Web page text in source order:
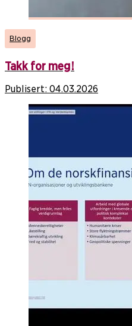
Blogg
Takk for meg!
Publisert: 04.03.2026